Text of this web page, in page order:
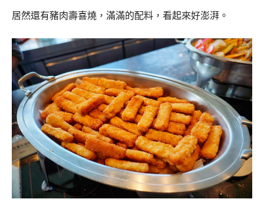
居然還有豬肉壽喜燒，滿滿的配料，看起來好澎湃。